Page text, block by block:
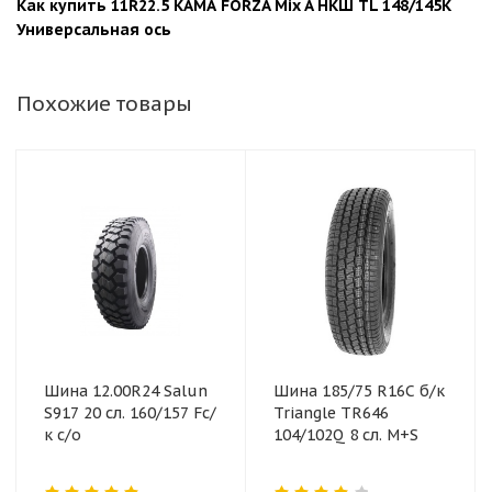
Как купить 11R22.5 КАМА FORZA Mix A НКШ ТL 148/145K
Универсальная ось
Похожие товары
Шина 12.00R24 Salun
S917 20 сл. 160/157 Fс/
к с/о
Шина 185/75 R16C б/к
Triangle TR646
104/102Q 8 сл. M+S